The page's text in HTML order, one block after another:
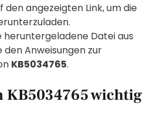
den angezeigten Link, um die
heruntergeladene Datei aus
den Anweisungen zur
KB5034765.
KB5034765 wichtig